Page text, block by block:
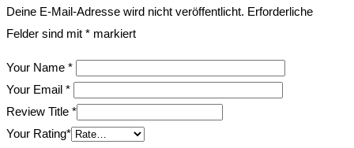
Deine E-Mail-Adresse wird nicht veröffentlicht. Erforderliche
Felder sind mit * markiert
Your Name *
Your Email *
Review Title *
Your Rating*